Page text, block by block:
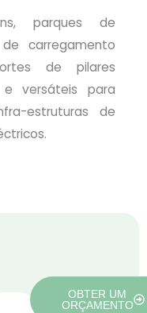
parques de
carregamento
de pilares
e versáteis para
estruturas de
OBTER UM
ORÇAMENTO